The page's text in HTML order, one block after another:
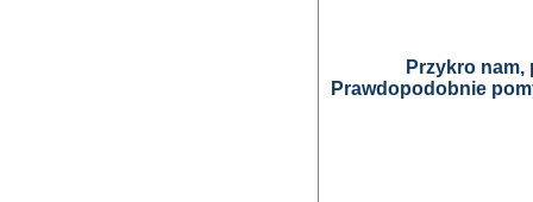
Przykro
Prawdopodobnie